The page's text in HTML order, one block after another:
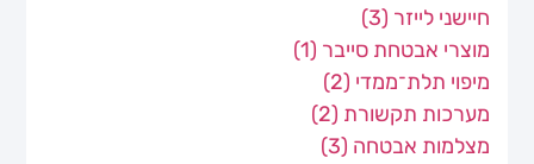
חיישני לייזר (3)
מוצרי אבטחת סייבר (1)
מיפוי תלת־ממדי (2)
מערכות תקשורת (2)
מצלמות אבטחה (3)